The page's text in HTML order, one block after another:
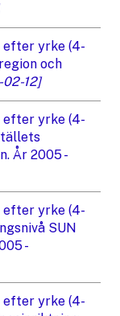
efter yrke (4-
och
02-12]
efter yrke (4-
År 2005 -
efter yrke (4-
SUN
-
efter yrke (4-